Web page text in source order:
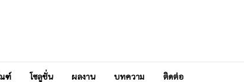
ว่าคูล)
ฑ์ โซลูชั่น ผลงาน บทความ ติดต่อ